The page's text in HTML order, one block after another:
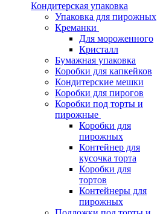
Кондитерская упаковка
Упаковка для пирожных
Креманки
Для мороженного
Кристалл
Бумажная упаковка
Коробки для капкейков
Кондитерские мешки
Коробки для пирогов
Коробки под торты и
пирожные
Коробки для
пирожных
Контейнер для
кусочка торта
Коробки для
тортов
Контейнеры для
пирожных